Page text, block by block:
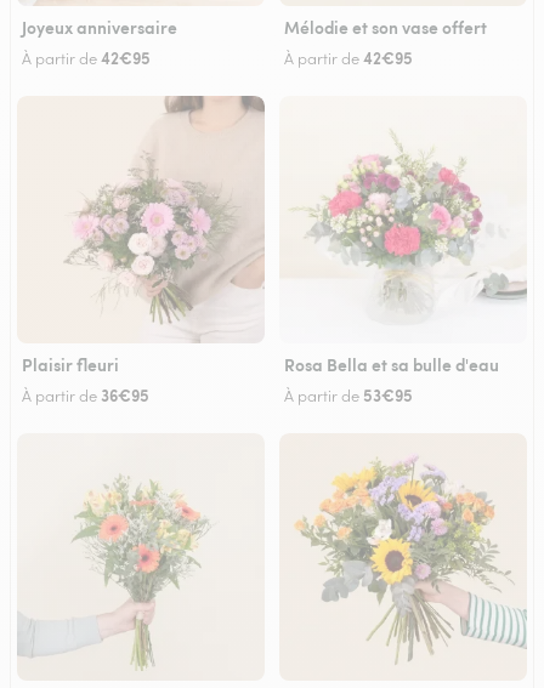
Joyeux anniversaire
À partir de42€95
Mélodie et son vase offert
À partir de42€95
Plaisir fleuri
À partir de 36€95
Rosa Bella et sa bulle d'eau
À partir de 53€95